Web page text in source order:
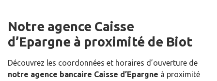
Notre agence Caisse
d’Epargne à proximité de Biot
Découvrez les coordonnées et horaires d’ouverture de
notre agence bancaire Caisse d’Epargne à proximité